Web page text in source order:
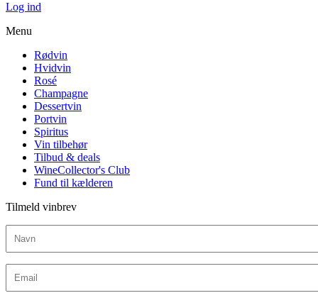
Log ind
Menu
Rødvin
Hvidvin
Rosé
Champagne
Dessertvin
Portvin
Spiritus
Vin tilbehør
Tilbud & deals
WineCollector's Club
Fund til kælderen
Tilmeld vinbrev